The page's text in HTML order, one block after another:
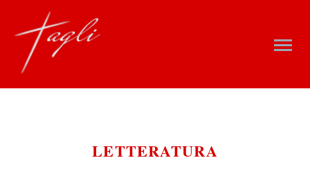
LETTERATURA